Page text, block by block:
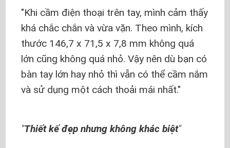
Khi cầm điện thoại trên tay, mình cảm thấy
khá chắc chắn và vừa vặn. Theo mình, kích
thước 146,7 x 71,5 x 7,8 mm không quá
lớn cũng không quá nhỏ. Vậy nên dù bạn có
bàn tay lớn hay nhỏ thì vẫn có thể cầm nắm
và sử dụng một cách thoải mái nhất.
Thiết kế đẹp nhưng không khác biệt